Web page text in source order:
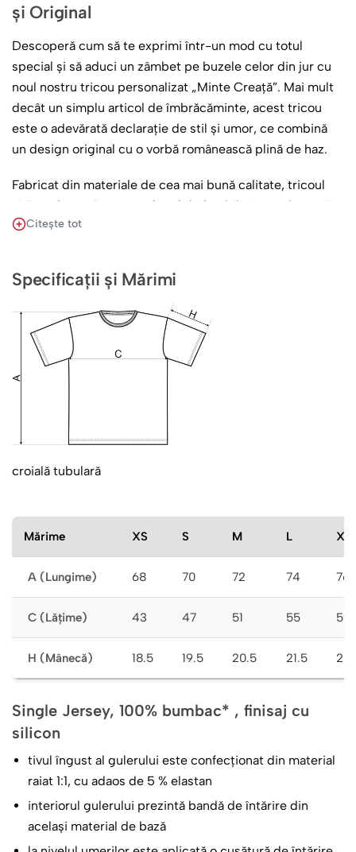
și Original
Descoperă cum să te exprimi într-un mod cu totul
special și să aduci un zâmbet pe buzele celor din jur cu
noul nostru tricou personalizat „Minte Creață”. Mai mult
decât un simplu articol de îmbrăcăminte, acest tricou
este o adevărată declarație de stil și umor, ce combină
un design original cu o vorbă românească plină de haz.
Fabricat din materiale de cea mai bună calitate, tricoul
„Minte Creață” este confortabil, durabil și ușor de îngrijit,
rămânând la fel de vibrant și expresiv chiar și după multe
ca o reamintire că a rămâne mereu creativ și optimist
este o alegere de stil de viață.
Îmbogățește-ți Stilul cu Creativitate
Pune-l în coșul de cumpărături azi și pregătește-te să
Citește tot
Specificații și Mărimi
croială tubulară
Mărime XS S M L XL
A (Lungime) 68 70 72 74 76
C (Lățime) 43 47 51 55 59
H (Mânecă) 18.5 19.5 20.5 21.5
Single Jersey, 100% bumbac* , finisaj cu
silicon
tivul îngust al gulerului este confecționat din material
raiat 1:1, cu adaos de 5 % elastan
interiorul gulerului prezintă bandă de întărire din
același material de bază